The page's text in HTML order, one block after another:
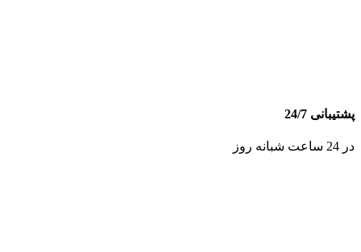
پشتیبانی 24/7
در 24 ساعت شبانه روز